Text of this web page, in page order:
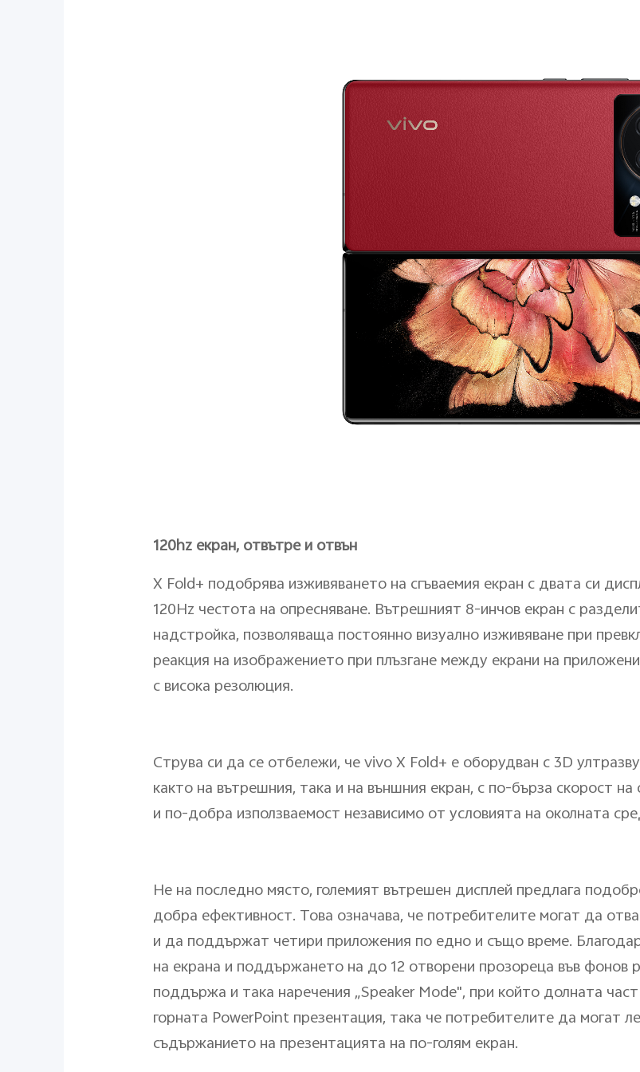
120hz екран, отвътре и отвън
X Fold+ подобрява изживяването на сгъваемия екран с двата си
120Hz честота на опресняване. Вътрешният 8-инчов екран с
надстройка, позволяваща постоянно визуално изживяване при
реакция на изображението при плъзгане между екрани на
с висока резолюция.
Струва си да се отбележи, че vivo X Fold+ е оборудван с 3D
както на вътрешния, така и на външния екран, с по-бърза скорост
и по-добра използваемост независимо от условията на околната
Не на последно място, големият вътрешен дисплей предлага
добра ефективност. Това означава, че потребителите могат да
и да поддържат четири приложения по едно и също време.
на екрана и поддържането на до 12 отворени прозореца във фонов
поддържа и така наречения „Speaker Mode", при който долната
горната PowerPoint презентация, така че потребителите да могат
съдържанието на презентацията на по-голям екран.